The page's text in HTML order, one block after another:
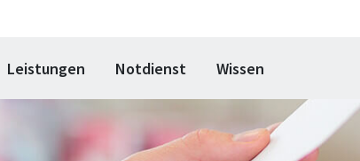
Leistungen Notdienst Wissen